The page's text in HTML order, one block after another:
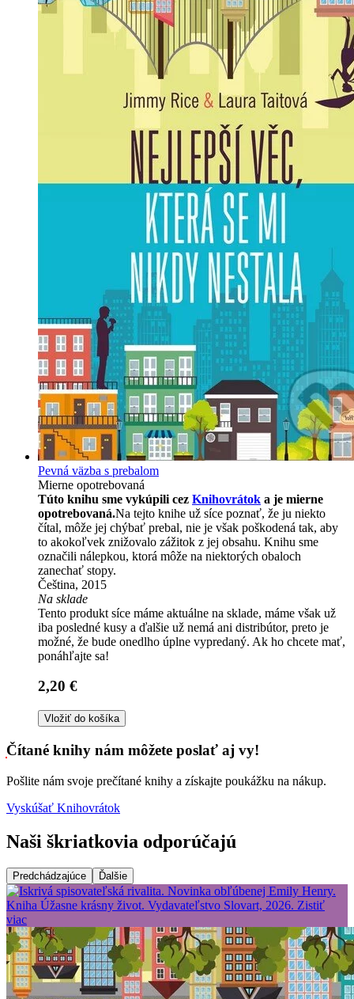
Pevná väzba s prebalom
Mierne opotrebovaná
Túto knihu sme vykúpili cez Knihovrátok a je mierne
opotrebovaná.Na tejto knihe už síce poznať, že ju niekto
čítal, môže jej chýbať prebal, nie je však poškodená tak, aby
to akokoľvek znižovalo zážitok z jej obsahu. Knihu sme
označili nálepkou, ktorá môže na niektorých obaloch
zanechať stopy.
Čeština, 2015
Na sklade
Tento produkt síce máme aktuálne na sklade, máme však už
iba posledné kusy a ďalšie už nemá ani distribútor, preto je
možné, že bude onedlho úplne vypredaný. Ak ho chcete mať,
ponáhľajte sa!
2,20 €
Vložiť do košíka
Čítané knihy nám môžete poslať aj vy!
Pošlite nám svoje prečítané knihy a získajte poukážku na nákup.
Vyskúšať Knihovrátok
Naši škriatkovia odporúčajú
Predchádzajúce Ďalšie